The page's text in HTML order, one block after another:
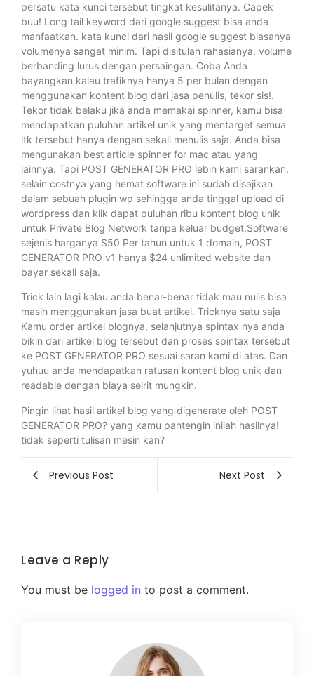
persatu kata kunci tersebut tingkat kesulitanya. Capek
buu! Long tail keyword dari google suggest bisa anda
manfaatkan. kata kunci dari hasil google suggest biasanya
volumenya sangat minim. Tapi disitulah rahasianya, volume
berbanding lurus dengan persaingan. Coba Anda
bayangkan kalau trafiknya hanya 5 per bulan dengan
menggunakan kontent blog dari jasa penulis, tekor sis!.
Tekor tidak belaku jika anda memakai spinner, kamu bisa
mendapatkan puluhan artikel unik yang mentarget semua
ltk tersebut hanya dengan sekali menulis saja. Anda bisa
mengunakan best article spinner for mac atau yang
lainnya. Tapi POST GENERATOR PRO lebih kami sarankan,
selain costnya yang hemat software ini sudah disajikan
dalam sebuah plugin wp sehingga anda tinggal upload di
wordpress dan klik dapat puluhan ribu kontent blog unik
untuk Private Blog Network tanpa keluar budget.Software
sejenis harganya $50 Per tahun untuk 1 domain, POST
GENERATOR PRO v1 hanya $24 unlimited website dan
bayar sekali saja.
Trick lain lagi kalau anda benar-benar tidak mau nulis bisa
masih menggunakan jasa buat artikel. Tricknya satu saja
Kamu order artikel blognya, selanjutnya spintax nya anda
bikin dari artikel blog tersebut dan proses spintax tersebut
ke POST GENERATOR PRO sesuai saran kami di atas. Dan
yuhuu anda mendapatkan ratusan kontent blog unik dan
readable dengan biaya seirit mungkin.
Pingin lihat hasil artikel blog yang digenerate oleh POST
GENERATOR PRO? yang kamu pantengin inilah hasilnya!
tidak seperti tulisan mesin kan?
Previous Post Next Post
Leave a Reply
You must be logged in to post a comment.